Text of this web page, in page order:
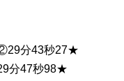
分43秒27★
分47秒98★